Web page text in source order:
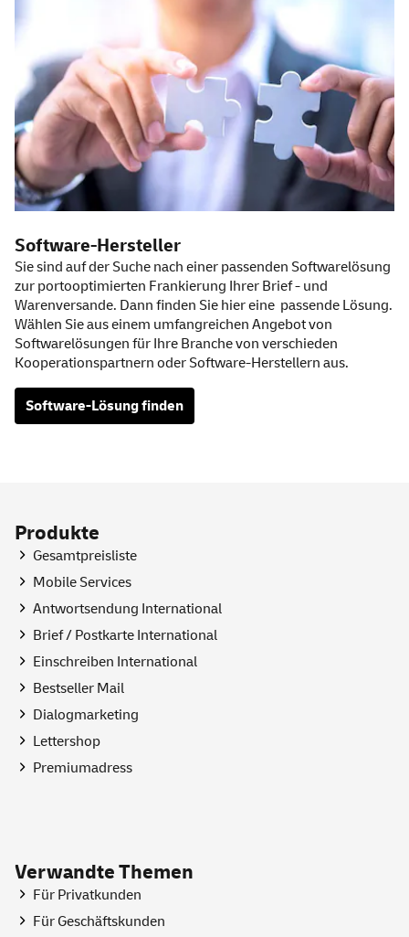
Software-Hersteller
Sie sind auf der Suche nach einer passenden Softwarelösung
zur portooptimierten Frankierung Ihrer Brief - und
Warenversande. Dann finden Sie hier eine passende Lösung.
Wählen Sie aus einem umfangreichen Angebot von
Softwarelösungen für Ihre Branche von verschieden
Kooperationspartnern oder Software-Herstellern aus.
Software-Lösung finden
Produkte
Gesamtpreisliste
MobileServices
Antwortsendung International
Brief / Postkarte International
Einschreiben International
Bestseller Mail
Dialogmarketing
Lettershop
Premiumadress
Verwandte Themen
Für Privatkunden
Für Geschäftskunden